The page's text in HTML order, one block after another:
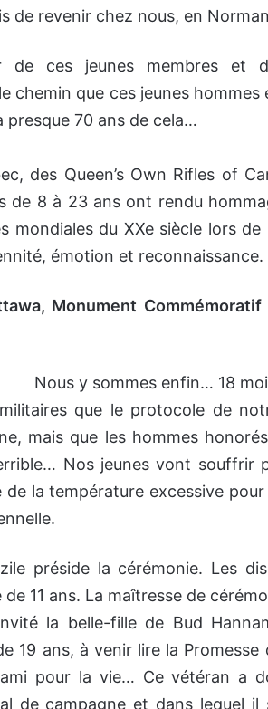
de revenir chez nous, en
ces jeunes membres et
chemin que ces jeunes hommes
presque 70 ans de cela…
des Queen’s Own Rifles of
de 8 à 23 ans ont rendu
mondiales du XXe siècle lors de
émotion et reconnaissance.
Monument
Nous y sommes enfin… 18
que le protocole de
mais que les hommes
Nos jeunes vont souffrir
de la température excessive
préside la cérémonie. Les
11 ans. La maîtresse de
la belle-fille de Bud
19 ans, à venir lire la
pour la vie… Ce vétéran a
de campagne et dans lequel